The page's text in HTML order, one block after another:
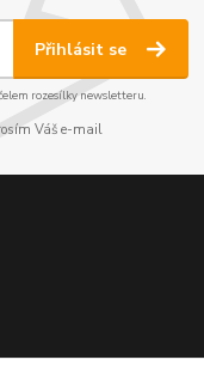
Přihlásit se
rozesílky newsletteru.
Váš e-mail